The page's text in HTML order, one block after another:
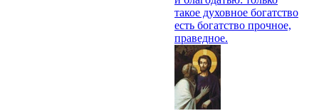
такое духовное богатство
есть богатство прочное,
праведное.